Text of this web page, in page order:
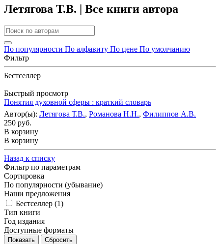
Летягова Т.В. | Все книги автора
По популярности По алфавиту По цене По умолчанию
Фильтр
Бестселлер
Быстрый просмотр
Понятия духовной сферы : краткий словарь
Автор(ы): Летягова Т.В., Романова Н.Н., Филиппов А.В.
250 руб.
В корзину
В корзину
Назад к списку
Фильтр по параметрам
Сортировка
По популярности (убывание)
Наши предложения
Бестселлер (1)
Тип книги
Год издания
Доступные форматы
Сбросить